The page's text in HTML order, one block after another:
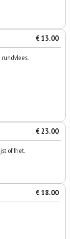
€ 13.00
rundvlees.
€ 23.00
of friet.
€ 18.00